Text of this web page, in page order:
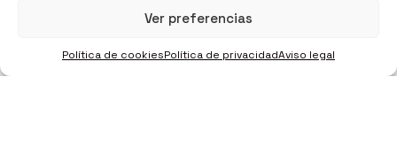
Ver preferencias
Política de cookiesPolítica de privacidadAviso legal